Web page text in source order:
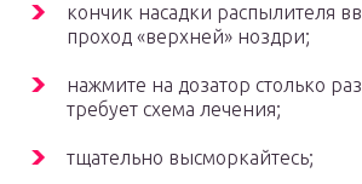
кончик насадки распылителя
проход «верхней» ноздри;
нажмите на дозатор столько
требует схема лечения;
тщательно высморкайтесь;